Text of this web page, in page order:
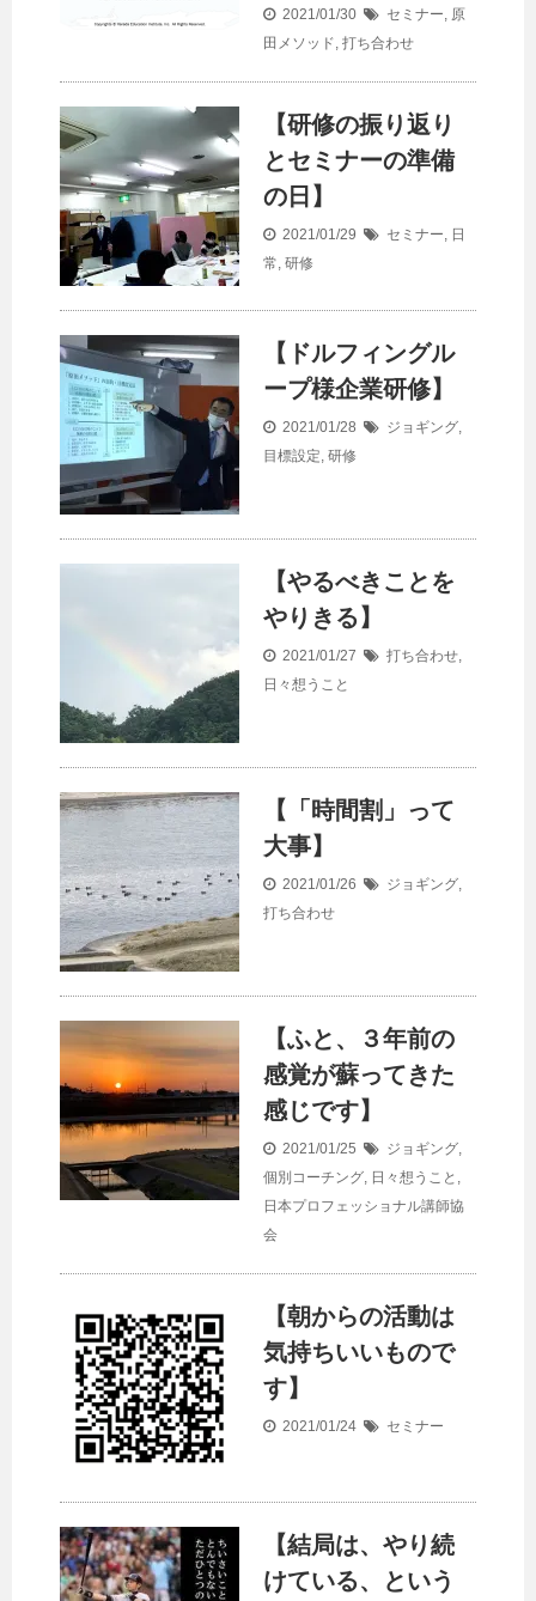
2021/01/30 セミナー, 原
田メソッド, 打ち合わせ
【研修の振り返り
とセミナーの準備
の日】
2021/01/29 セミナー, 日
常, 研修
【ドルフィングル
ープ様企業研修】
2021/01/28 ジョギング,
目標設定, 研修
【やるべきことを
やりきる】
2021/01/27 打ち合わせ,
日々想うこと
【「時間割」って
大事】
2021/01/26 ジョギング,
打ち合わせ
【ふと、３年前の
感覚が蘇ってきた
感じです】
2021/01/25 ジョギング,
個別コーチング, 日々想うこと ,
日本プロフェッショナル講師協
会
【朝からの活動は
気持ちいいもので
す】
2021/01/24 セミナー
【結局は、やり続
けている、という